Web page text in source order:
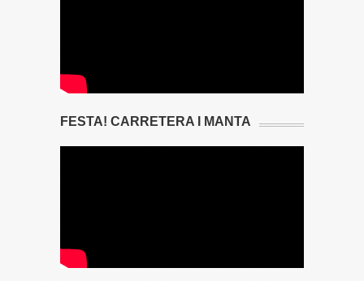
FESTA! CARRETERA I MANTA